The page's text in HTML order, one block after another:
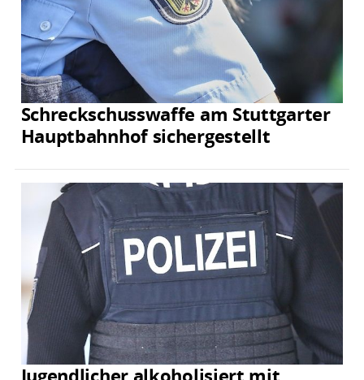
Schreckschusswaffe am Stuttgarter
Hauptbahnhof sichergestellt